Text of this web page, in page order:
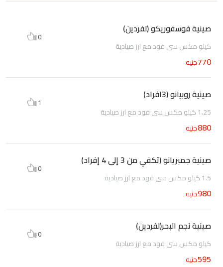
صينية فوسفوريكو (لفردين)
كيلو مكس سى فود مع ارز صيادية
770جنيه
0
صينية روبيانو (3افراد)
1.25 كيلو مكس سى فود مع ارز صيادية
880جنيه
1
صينية جمبريانو (تكفي من 3 إلى 4 إفراد)
1.5 كيلو مكس سى فود مع ارز صيادية
980جنيه
0
صينية نجم البحر(لفردين)
كيلو مكس سى فود مع ارز صيادية
595جنيه
0